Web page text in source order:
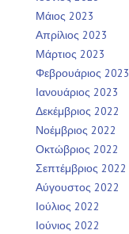
Μάιος 2023
Απρίλιος 2023
Μάρτιος 2023
Φεβρουάριος 2023
Ιανουάριος 2023
Δεκέμβριος 2022
Νοέμβριος 2022
Οκτώβριος 2022
Σεπτέμβριος 2022
Αύγουστος 2022
Ιούλιος 2022
Ιούνιος 2022